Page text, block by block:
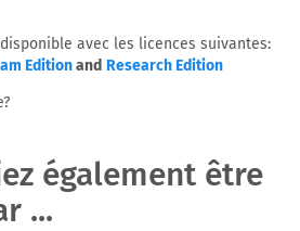
avec les licences suivantes:
Editionand Research Edition
également être
...